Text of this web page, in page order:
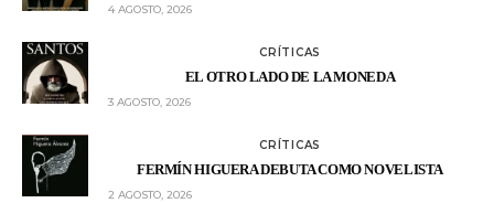
4 AGOSTO, 2026
CRÍTICAS
EL OTRO LADO DE LA MONEDA
3 AGOSTO, 2026
CRÍTICAS
FERMÍN HIGUERA DEBUTA COMO NOVELISTA
2 AGOSTO, 2026